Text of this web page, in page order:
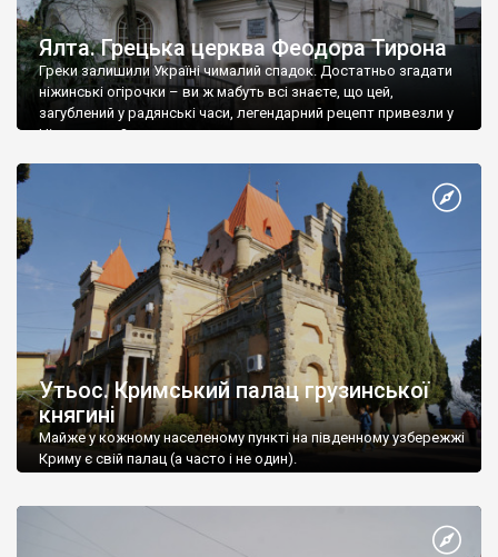
Ялта. Грецька церква Феодора Тирона
Греки залишили Україні чималий спадок. Достатньо згадати
ніжинські огірочки – ви ж мабуть всі знаєте, що цей,
загублений у радянські часи, легендарний рецепт привезли у
Ніжин греки?
Утьос. Кримський палац грузинської
княгині
Майже у кожному населеному пункті на південному узбережжі
Криму є свій палац (а часто і не один).